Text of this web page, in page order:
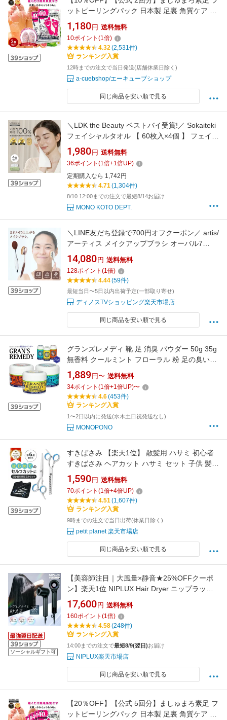
ットピーリングパック 日本製 足裏 角質ケア か
かと 角質除去 足 角質取り パック フットパック
履くだけ40分 削らない かかとケア ガサガサ 素
足ケア サンダル前 27cmまで 送料無料
1,180 円 送料無料
10ポイント (1倍)
4.32(2,531件)
ランキング入賞
12時までの注文で当日発送(店舗休業日除く)
a-cuebshop/エーキューブショップ
同じ商品を安い順で見る
＼LDK the Beauty ベストバイ受賞!／ Sokaiteki
フェイシャルタオル 【 60枚入×4個 】 フェイス
タオル 使い捨て クレンジングタオル 使い捨て
タオル 洗顔タオル スキンケア ペーパータオル
敏感肌 タオル 顔 洗顔 化粧 天然素材100% 肌荒
れ対策 送料無料
1,980 円 送料無料
36ポイント (1倍+1倍UP)
定期購入なら 1,742円
4.71(1,304件)
8/10 12:00までの注文で最短8/14お届け
MONO KOTO DEPT.
＼LINE友だち登録で700円オフクーポン／ artis/
アーティス メイクアップブラシ オーバル7
artis/アーティス メイクアップブラシ オーバル7
ファンデーションブラシ メイクブラシ メイク
道具 リキッド パウダー クリーム シミ 毛穴 小
じわ カバー力 化粧 時短 簡単 AR2220
14,080 円 送料無料
128ポイント (1倍)
4.44(59件)
最短当日〜5日以内出荷予定(一部取り寄せ)
ディノスTVショッピング楽天市場店
同じ商品を安い順で見る
グランズレメディ 靴 足 消臭 パウダー 50g 35g
無香料 クールミント フローラル 粉 足の臭い対
策 靴の臭い対策 靴の臭い消し 靴用消臭剤 消臭
防臭 Gran's Remedy
1,889 円〜 送料無料
34ポイント (1倍+1倍UP)〜
4.6(453件)
ランキング入賞
1〜2日以内に発送(水木土日祝発送なし)
MONOPONO
すきばさみ 【楽天1位】 散髪用 ハサミ 初心者
すきばさみ ヘアカット ハサミ セット 子供 髪
すきバサミ スキばさみ こども 散髪カット セッ
ト 髪用 髪 前髪 はさみ セルフカット 自分で す
きはさみ スキバサミ 髪の毛
1,590 円 送料無料
70ポイント (1倍+4倍UP)
4.51(1,607件)
ランキング入賞
9時までの注文で当日出荷(休業日除く)
petit planet 楽天市場店
同じ商品を安い順で見る
ソーシャルギフト可
【美容師注目｜大風量×静音★25%OFFクーポ
ン】楽天1位 NIPLUX Hair Dryer ニップラック
ス ドライヤー ヘアドライヤー 2.3億マイナスイ
オン 大風量 速乾 静音 静電気除去 高速ドライヤ
ー 髪質改善 軽量 レディース メンズ ヘアサロン
冷熱自動切替
17,600 円 送料無料
160ポイント (1倍)
4.58(248件)
ランキング入賞
14:00までの注文で最短8/9(翌日)お届け
NIPLUX楽天市場店
同じ商品を安い順で見る
【20％OFF】【公式 5回分】ましゅまろ素足 フ
ットピーリングパック 日本製 足裏 角質ケア か